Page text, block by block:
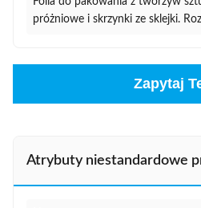
próżniowe i skrzynki ze sklejki.
Zapytaj
Atrybuty niestandardowe